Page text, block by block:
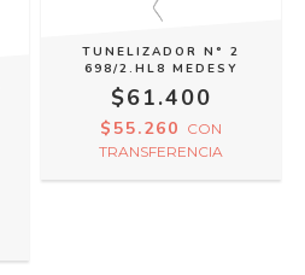
TUNELIZADOR N° 2
698/2.HL8 MEDESY
$61.400
$55.260 CON
TRANSFERENCIA